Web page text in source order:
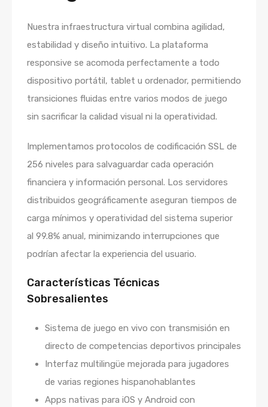
Nuestra infraestructura virtual combina agilidad,
estabilidad y diseño intuitivo. La plataforma
responsive se acomoda perfectamente a todo
dispositivo portátil, tablet u ordenador, permitiendo
transiciones fluidas entre varios modos de juego
sin sacrificar la calidad visual ni la operatividad.
Implementamos protocolos de codificación SSL de
256 niveles para salvaguardar cada operación
financiera y información personal. Los servidores
distribuidos geográficamente aseguran tiempos de
carga mínimos y operatividad del sistema superior
al 99.8% anual, minimizando interrupciones que
podrían afectar la experiencia del usuario.
Características Técnicas
Sobresalientes
Sistema de juego en vivo con transmisión en
directo de competencias deportivos principales
Interfaz multilingüe mejorada para jugadores
de varias regiones hispanohablantes
Apps nativas para iOS y Android con